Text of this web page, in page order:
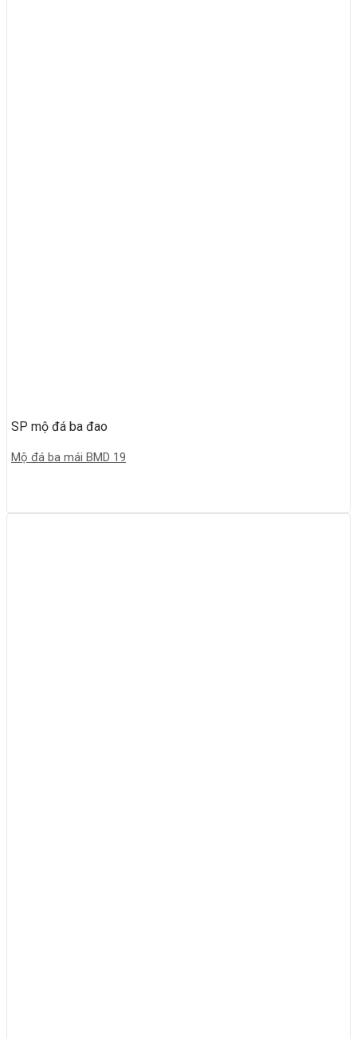
SP mộ đá ba đao
Mộ đá ba mái BMD 19